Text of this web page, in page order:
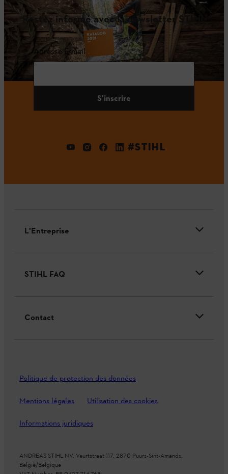
Restez informé avec la newsletter STIHL
Adresse E-mail
S'inscrire
#STIHL
L'Entreprise
STIHL FAQ
Contact
Politique de protection des données
Mentions légales Utilisation des cookies
Informations juridiques
ANDREAS STIHL NV, Veurtstraat 117, 2870 Puurs-Sint-Amands,
België/Belgique